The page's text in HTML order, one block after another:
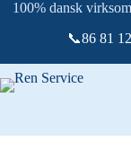
Fortsæt
100% dansk
📞86 81